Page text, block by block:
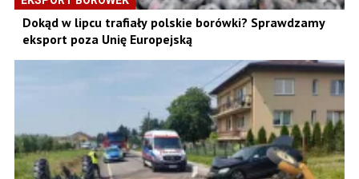
Dokąd w lipcu trafiały polskie borówki? Sprawdzamy
eksport poza Unię Europejską